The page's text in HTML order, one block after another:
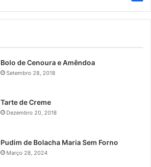
Bolo de Cenoura e Amêndoa
Setembro 28, 2018
Tarte de Creme
Dezembro 20, 2018
Pudim de Bolacha Maria Sem Forno
Março 28, 2024